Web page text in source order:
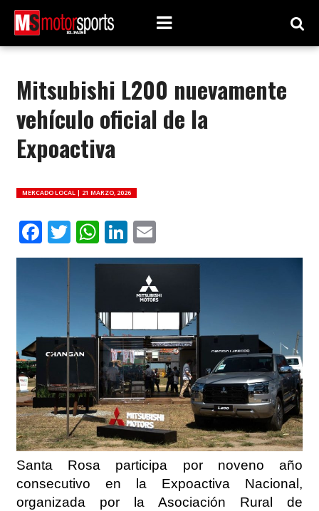
Mitsubishi L200 nuevamente
vehículo oficial de la
Expoactiva
MERCADO LOCAL | 21 MARZO, 2026
Facebook
Twitter
WhatsApp
LinkedIn
Email
Santa Rosa participa por noveno año
consecutivo en la Expoactiva Nacional,
organizada por la Asociación Rural de